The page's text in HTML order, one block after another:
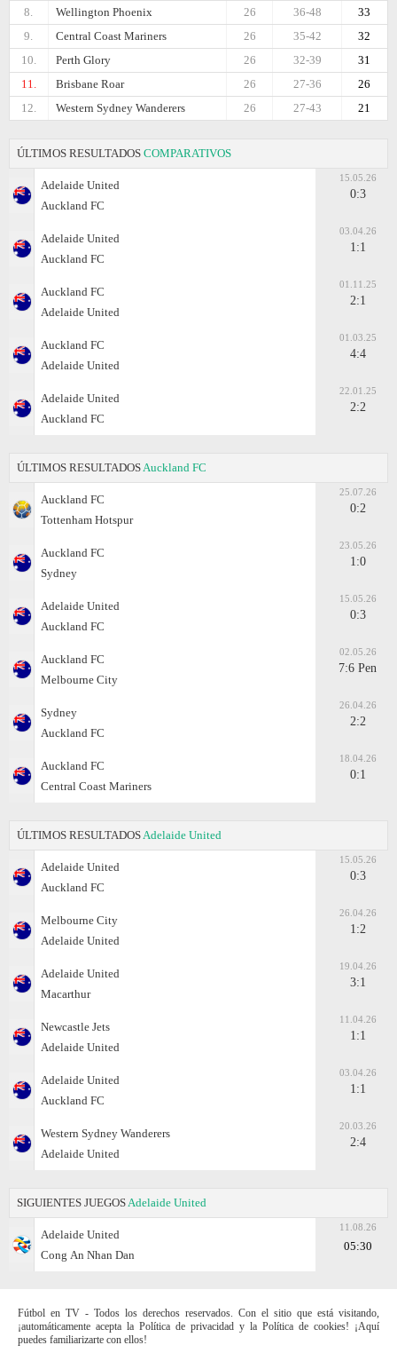
8.
Wellington Phoenix 33
36-48
26
9.
Central Coast Mariners 32
35-42
26
10.
Perth Glory 31
32-39
26
11.
Brisbane Roar 26
27-36
26
12.
Western Sydney Wanderers 21
27-43
26
ÚLTIMOS RESULTADOS COMPARATIVOS
Adelaide United
Auckland FC
15.05.26
0:3
Adelaide United
Auckland FC
03.04.26
1:1
Auckland FC
Adelaide United
01.11.25
2:1
Auckland FC
Adelaide United
01.03.25
4:4
Adelaide United
Auckland FC
22.01.25
2:2
ÚLTIMOS RESULTADOS Auckland FC
Auckland FC
Tottenham Hotspur
25.07.26
0:2
Auckland FC
Sydney
23.05.26
1:0
Adelaide United
Auckland FC
15.05.26
0:3
Auckland FC
Melbourne City
02.05.26
7:6 Pen
Sydney
Auckland FC
26.04.26
2:2
Auckland FC
Central Coast Mariners
18.04.26
0:1
ÚLTIMOS RESULTADOS Adelaide United
Adelaide United
Auckland FC
15.05.26
0:3
Melbourne City
Adelaide United
26.04.26
1:2
Adelaide United
Macarthur
19.04.26
3:1
Newcastle Jets
Adelaide United
11.04.26
1:1
Adelaide United
Auckland FC
03.04.26
1:1
Western Sydney Wanderers
Adelaide United
20.03.26
2:4
SIGUIENTES JUEGOS Adelaide United
Adelaide United
Cong Аn Nhan Dan
11.08.26
05:30
Fútbol en TV - Todos los derechos reservados. Con el sitio que está visitando,
¡automáticamente acepta la Política de privacidad y la Política de cookies! ¡Aquí
puedes familiarizarte con ellos!